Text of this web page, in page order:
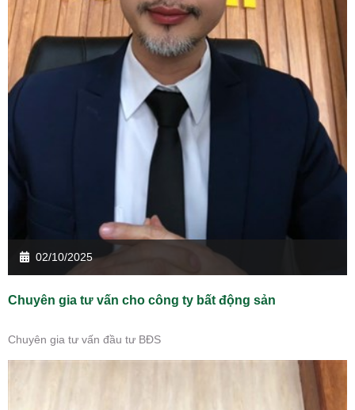
02/10/2025
Chuyên gia tư vấn cho công ty bất động sản
Chuyên gia tư vấn đầu tư BĐS